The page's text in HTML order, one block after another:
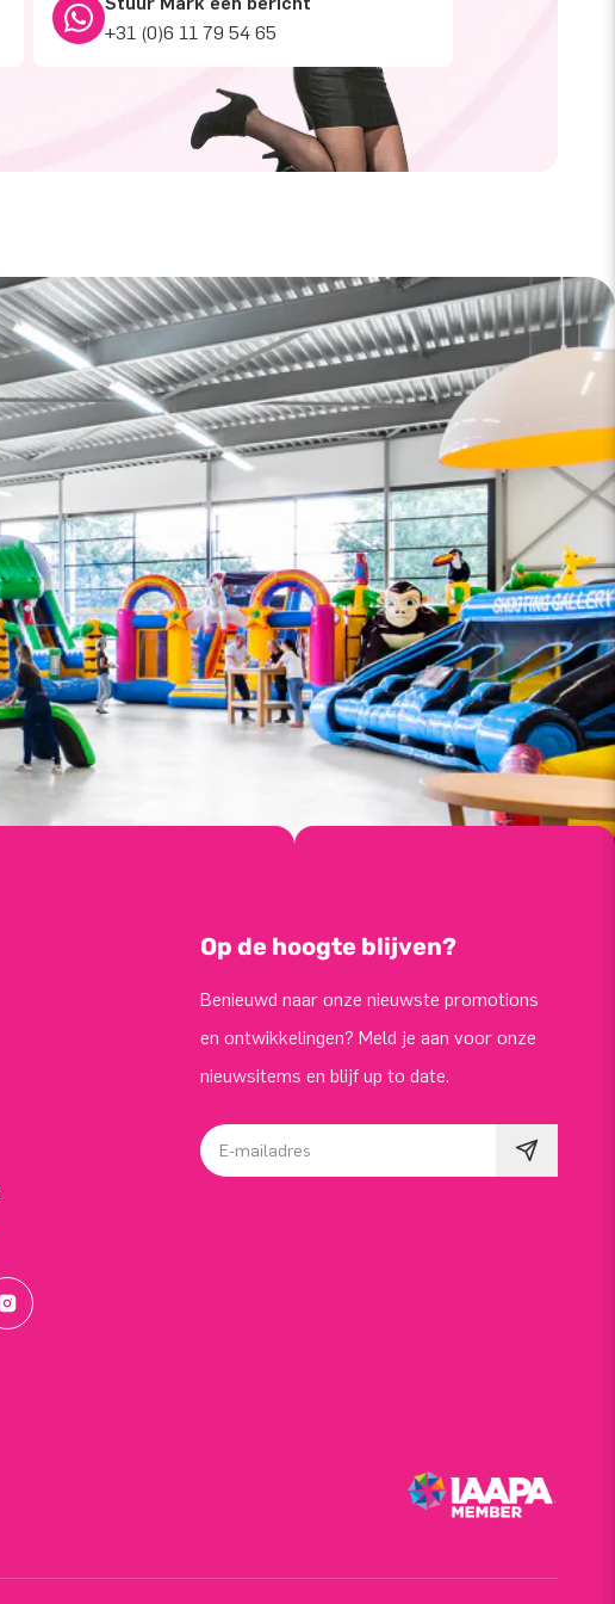
+31 (0)6 11 79 54 65
Op de hoogte blijven?
Benieuwd naar onze nieuwste promotions
en ontwikkelingen? Meld je aan voor onze
nieuwsitems en blijf up to date.
E-mailadres